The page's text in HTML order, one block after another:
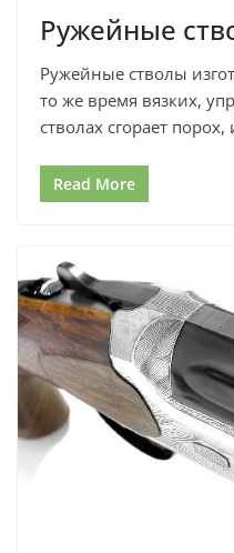
Ружейные
Ружейные стволы
то же время вязких,
стволах сгорает
Read More